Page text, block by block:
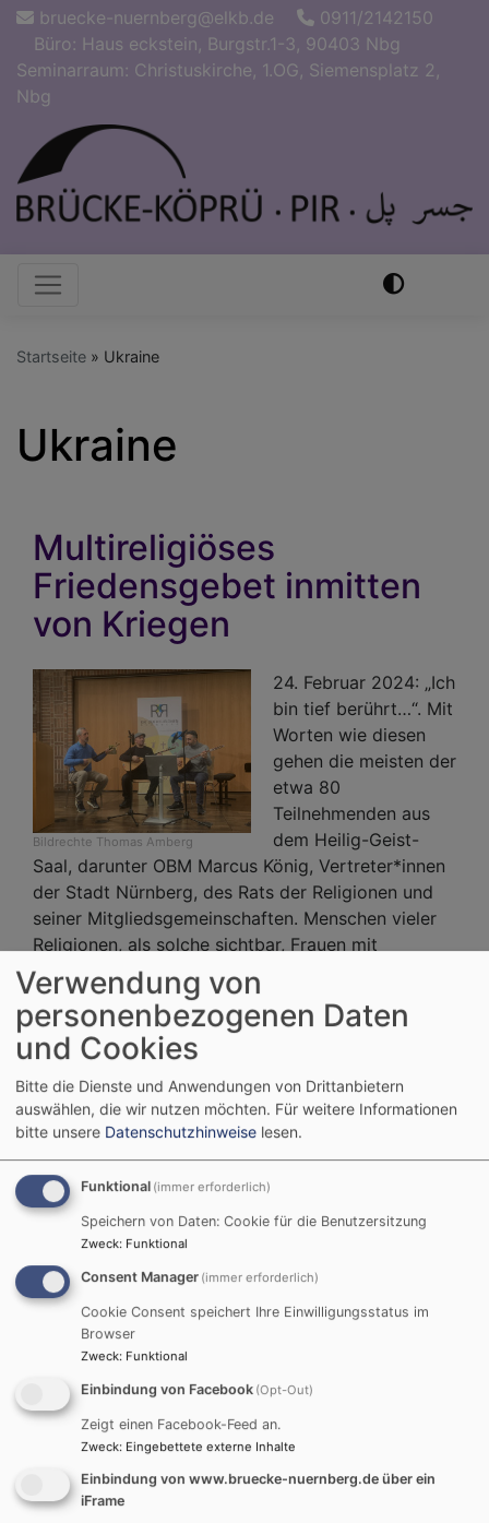
Direkt
Inhalt
bruecke-nuernberg@elkb.de
0911/2142150
Büro: Haus eckstein, Burgstr.1-3, 90403 Nbg
Seminarraum: Christuskirche, 1.OG, Siemensplatz 2,
Nbg
Hauptnavigation
Startseite Ukraine
Ukraine
Multireligiöses
Friedensgebet inmitten
von Kriegen
Bildrechte Thomas Amberg
24. Februar 2024: „Ich
bin tief berührt…“. Mit
Worten wie diesen
gehen die meisten der
etwa 80
Teilnehmenden aus
dem Heilig-Geist-
Saal, darunter OBM Marcus König, Vertreter*innen
der Stadt Nürnberg, des Rats der Religionen und
seiner Mitgliedsgemeinschaften. Menschen vieler
Religionen, als solche sichtbar, Frauen mit
Kopftüchern neben schick gestylten Ukrainerinnen,
jüdische Männer mit Kippa, Junge und Alte.
Weiterlesen
Friedenstifter*innen in
Zeiten des Krieges
Bildrechte Thomas Amberg
21. November 2023:
werden - Spirituelle
Zugänge und
Im Rahmen der Friedensdekade 2023 wagten wir
es, via Zoom 4 Friedensstifter*innen, aus der
Ukraine, Russland und Israel-Palästina ins
Gespräch mit den etwa 40 Teilnehmenden vor Ort
zu bringen. In Kooperation mit der Nürnberger
SinN-Stiftung, Religions for Peace-Nürnberg und
Verwendung von
personenbezogenen Daten
und Cookies
Bitte die Dienste und Anwendungen von Drittanbietern
auswählen, die wir nutzen möchten. Für weitere Informationen
bitte unsere Datenschutzhinweise lesen.
Funktional (immer erforderlich)
Speichern von Daten: Cookie für die Benutzersitzung
Zweck: Funktional
Consent Manager (immer erforderlich)
Cookie Consent speichert Ihre Einwilligungsstatus im
Browser
Zweck: Funktional
Einbindung von Facebook (Opt-Out)
Zeigt einen Facebook-Feed an.
Zweck: Eingebettete externe Inhalte
Einbindung von www.bruecke-nuernberg.de über ein
iFrame